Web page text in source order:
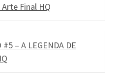
Arte Final HQ
#5 – A LEGENDA DE